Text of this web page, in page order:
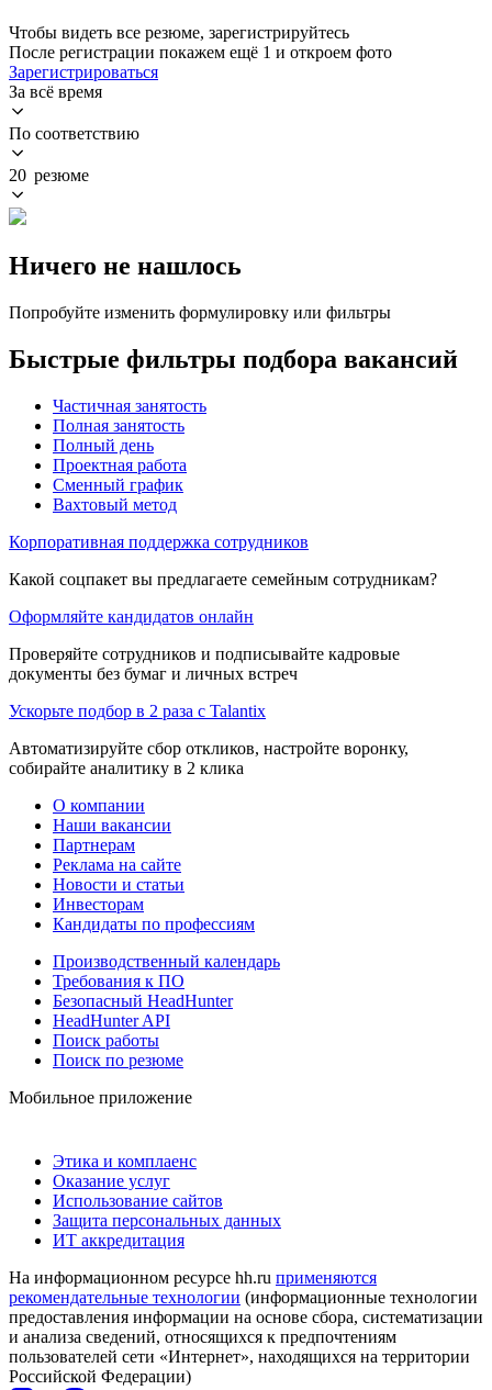
Чтобы видеть все резюме, зарегистрируйтесь
После регистрации покажем ещё 1 и откроем фото
Зарегистрироваться
За всё время
По соответствию
20 резюме
Ничего не нашлось
Попробуйте изменить формулировку или фильтры
Быстрые фильтры подбора вакансий
Частичная занятость
Полная занятость
Полный день
Проектная работа
Сменный график
Вахтовый метод
Корпоративная поддержка сотрудников
Какой соцпакет вы предлагаете семейным сотрудникам?
Оформляйте кандидатов онлайн
Проверяйте сотрудников и подписывайте кадровые
документы без бумаг и личных встреч
Ускорьте подбор в 2 раза с Talantix
Автоматизируйте сбор откликов, настройте воронку,
собирайте аналитику в 2 клика
О компании
Наши вакансии
Партнерам
Реклама на сайте
Новости и статьи
Инвесторам
Кандидаты по профессиям
Производственный календарь
Требования к ПО
Безопасный HeadHunter
HeadHunter API
Поиск работы
Поиск по резюме
Мобильное приложение
Этика и комплаенс
Оказание услуг
Использование сайтов
Защита персональных данных
ИТ аккредитация
На информационном ресурсе hh.ru применяются
рекомендательные технологии (информационные технологии
предоставления информации на основе сбора, систематизации
и анализа сведений, относящихся к предпочтениям
пользователей сети «Интернет», находящихся на территории
Российской Федерации)